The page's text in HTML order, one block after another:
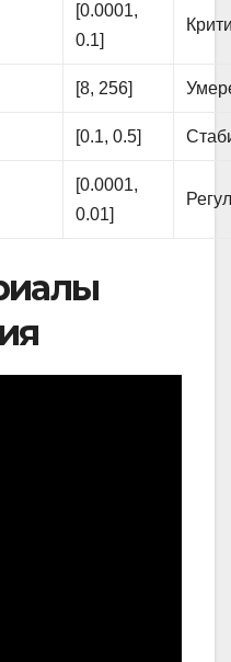
[0.0001,
0.1]
[8, 256]
[0.1, 0.5]
[0.0001,
0.01]